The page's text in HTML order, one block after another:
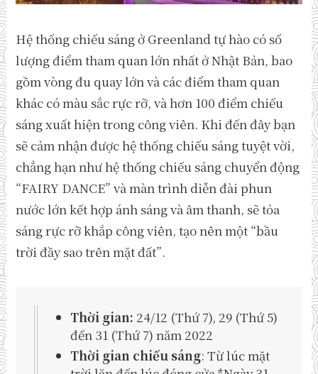
Hệ thống chiếu sáng ở Greenland tự hào có số
lượng điểm tham quan lớn nhất ở Nhật Bản, bao
gồm vòng đu quay lớn và các điểm tham quan
khác có màu sắc rực rỡ, và hơn 100 điểm chiếu
sáng xuất hiện trong công viên. Khi đến đây bạn
sẽ cảm nhận được hệ thống chiếu sáng tuyệt vời,
chẳng hạn như hệ thống chiếu sáng chuyển động
“FAIRY DANCE” và màn trình diễn đài phun
nước lớn kết hợp ánh sáng và âm thanh, sẽ tỏa
sáng rực rỡ khắp công viên, tạo nên một “bầu
trời đầy sao trên mặt đất”.
Thời gian: 24/12 (Thứ 7), 29 (Thứ 5)
đến 31 (Thứ 7) năm 2022
Thời gian chiếu sáng: Từ lúc mặt